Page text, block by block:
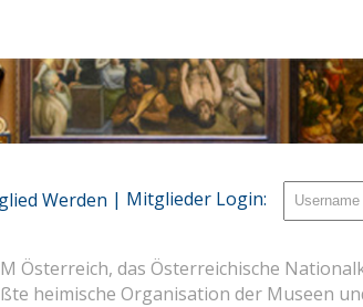
Österreich, das Österreichische
heimische Organisation der Museen
Werden | Mitglieder Login: